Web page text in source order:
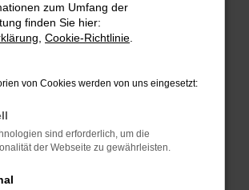
Error
ein Fehler aufgetreten.
paar Tipps, die dir helfen können:
deine Firewall und deine
zum Umfang der
finden Sie hier:
Cookie-Richtlinie
von Cookies werden von uns eingesetzt:
sind erforderlich, um die
der Webseite zu gewährleisten.